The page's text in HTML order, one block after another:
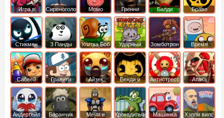
Игра в
Кальмара
Сиреноголовый Момо Гренни Балди
Браво
Старс
Стикмен 3 Панды Улитка Боб
Ударный
отряд котят
Зомботрон
Время
Приключений
Сабвей
Серф
Гравити
Фолз
Айзек
Бенди и
Чернильная
машина
Антистресс
Атака
Титанов
Андертейл
Баранчик
Мечи и
Крокодильчик Машинка
Хэппи вилс